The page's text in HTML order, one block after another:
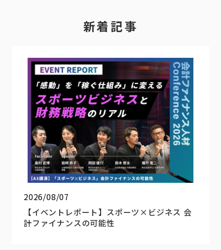
新着記事
2026/08/07
【イベントレポート】スポーツ×ビジネス 会
計ファイナンスの可能性